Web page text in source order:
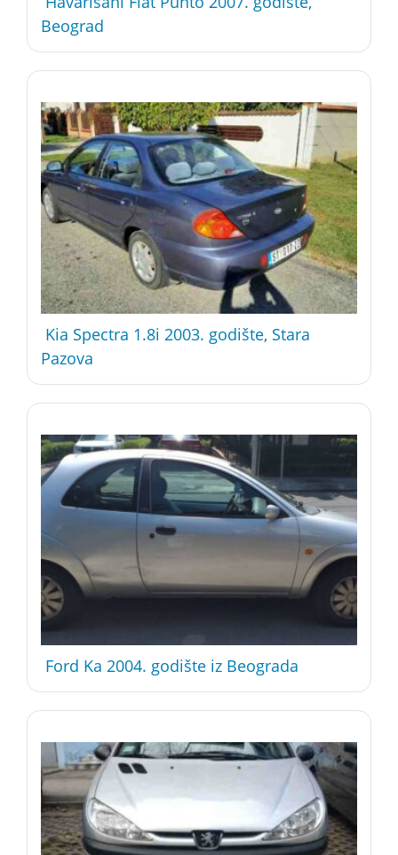
Beograd
Kia Spectra 1.8i 2003. godište, Stara
Pazova
Ford Ka 2004. godište iz Beograda